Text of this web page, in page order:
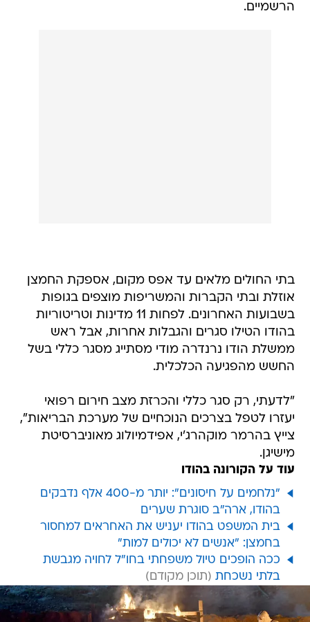
הרשמיים.
בתי החולים מלאים עד אפס מקום, אספקת החמצן
אוזלת ובתי הקברות והמשריפות מוצפים בגופות
בשבועות האחרונים. לפחות 11 מדינות וטריטוריות
בהודו הטילו סגרים והגבלות אחרות, אבל ראש
ממשלת הודו נרנדרה מודי מסתייג מסגר כללי בשל
החשש מהפגיעה הכלכלית.
"לדעתי, רק סגר כללי והכרזת מצב חירום רפואי
יעזרו לטפל בצרכים הנוכחיים של מערכת הבריאות",
צייץ בהרמר מוקהרג'י, אפידמיולוג מאוניברסיטת
מישיגן.
עוד על הקורונה בהודו
"נלחמים על חיסונים": יותר מ-400 אלף נדבקים
בהודו, ארה"ב סוגרת שערים
בית המשפט בהודו יעניש את האחראים למחסור
בחמצן: "אנשים לא יכולים למות"
ככה הופכים טיול משפחתי בחו"ל לחויה מגבשת
בלתי נשכחת